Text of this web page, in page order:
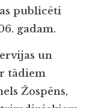
publicēti
gadam.
un
tādiem
Žospēns,